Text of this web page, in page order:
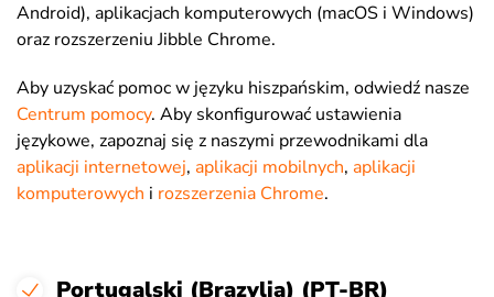
Android), aplikacjach komputerowych (macOS i Windows)
oraz rozszerzeniu Jibble Chrome.
Aby uzyskać pomoc w języku hiszpańskim, odwiedź nasze
Centrum pomocy. Aby skonfigurować ustawienia
językowe, zapoznaj się z naszymi przewodnikami dla
aplikacji internetowej, aplikacji mobilnych, aplikacji
komputerowych i rozszerzenia Chrome.
Portugalski (Brazylia) (PT-BR)